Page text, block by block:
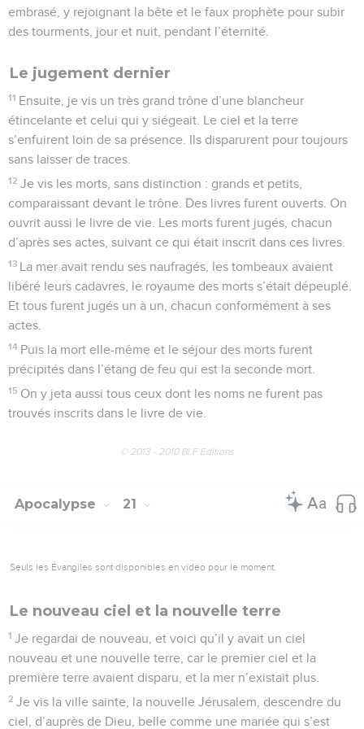
embrasé, y rejoignant la bête et le faux prophète pour subir
des tourments, jour et nuit, pendant l’éternité.
Le jugement dernier
11 Ensuite, je vis un très grand trône d’une blancheur
étincelante et celui qui y siégeait. Le ciel et la terre
s’enfuirent loin de sa présence. Ils disparurent pour toujours
sans laisser de traces.
12 Je vis les morts, sans distinction : grands et petits,
comparaissant devant le trône. Des livres furent ouverts. On
ouvrit aussi le livre de vie. Les morts furent jugés, chacun
d’après ses actes, suivant ce qui était inscrit dans ces livres.
13 La mer avait rendu ses naufragés, les tombeaux avaient
libéré leurs cadavres, le royaume des morts s’était dépeuplé.
Et tous furent jugés un à un, chacun conformément à ses
actes.
14 Puis la mort elle-même et le séjour des morts furent
précipités dans l’étang de feu qui est la seconde mort.
15 On y jeta aussi tous ceux dont les noms ne furent pas
trouvés inscrits dans le livre de vie.
© 2013 - 2010 BLF Editions
Apocalypse 21
Seuls les Évangiles sont disponibles en vidéo pour le moment.
Le nouveau ciel et la nouvelle terre
1 Je regardai de nouveau, et voici qu’il y avait un ciel
nouveau et une nouvelle terre, car le premier ciel et la
première terre avaient disparu, et la mer n’existait plus.
2 Je vis la ville sainte, la nouvelle Jérusalem, descendre du
ciel, d’auprès de Dieu, belle comme une mariée qui s’est